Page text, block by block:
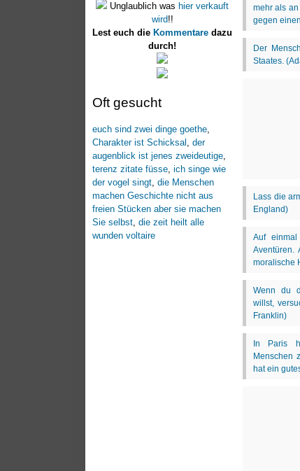
Unglaublich was hier verkauft
wird!!
Lest euch die Kommentare dazu
durch!
Oft gesucht
euch sind zwei dinge goethe
Charakter ist Schicksal
der
augenblick ist jenes zweideutige
terenz zitate füsse ich singe wie
der vogel singt die Menschen
machen Geschichte nicht aus
freien Stücken aber sie machen
Sie selbst die zeit heilt alle
wunden voltaire